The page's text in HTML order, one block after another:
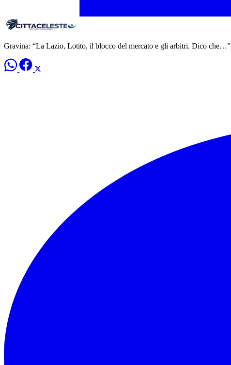
Gravina: “La Lazio, Lotito, il blocco del mercato e gli arbitri. Dico che…”